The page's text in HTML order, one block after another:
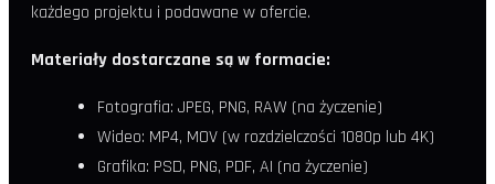
każdego projektu i podawane w ofercie.
Materiały dostarczane są w formacie:
Fotografia: JPEG, PNG, RAW (na życzenie)
Wideo: MP4, MOV (w rozdzielczości 1080p lub 4K)
Grafika: PSD, PNG, PDF, AI (na życzenie)